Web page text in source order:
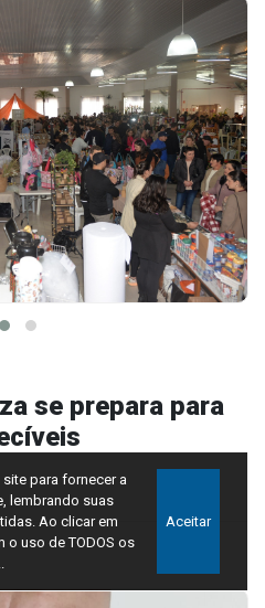
se prepara para
para fornecer a
lembrando suas
Ao clicar em
o uso de TODOS os
Aceitar